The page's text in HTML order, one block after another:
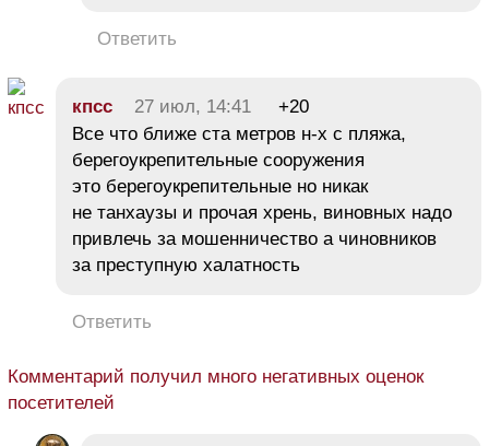
Ответить
кпсс 27 июл, 14:41
+20
Все что ближе ста метров н-х с пляжа,
берегоукрепительные сооружения
это берегоукрепительные но никак
не танхаузы и прочая хрень, виновных надо
привлечь за мошенничество а чиновников
за преступную халатность
Ответить
Комментарий получил много негативных оценок
посетителей